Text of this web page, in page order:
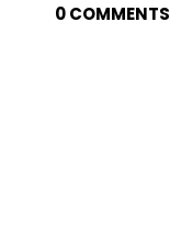
0 COMMENTS